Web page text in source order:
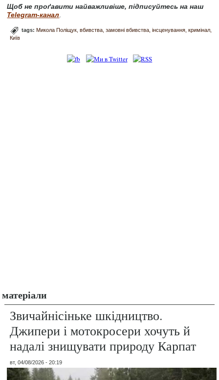
Щоб не проґавити найважливіше, підписуйтесь на наш
Telegram-канал
tags:Микола Поліщук вбивства замовні вбивства інсценування кримінал
Київ
матеріали
Звичайнісіньке шкідництво.
Джипери і мотокросери хочуть й
надалі знищувати природу Карпат
вт, 04/08/2026 - 20:19